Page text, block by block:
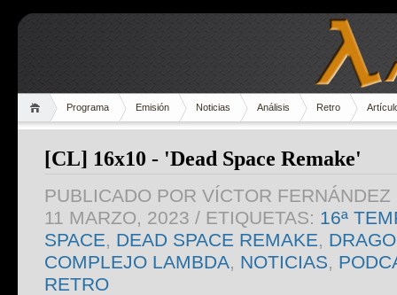
Programa Emisión Noticias Análisis Retro
[CL] 16x10 - 'Dead Space Remake'
PUBLICADO POR VÍCTOR
11 MARZO, 2023 / ETIQUETAS: 16ª
SPACE
DEAD SPACE REMAKE
COMPLEJO LAMBDA
NOTICIAS
RETRO